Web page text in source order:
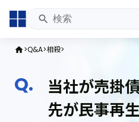
home Q&A 相殺
当社が売掛
先が民事再